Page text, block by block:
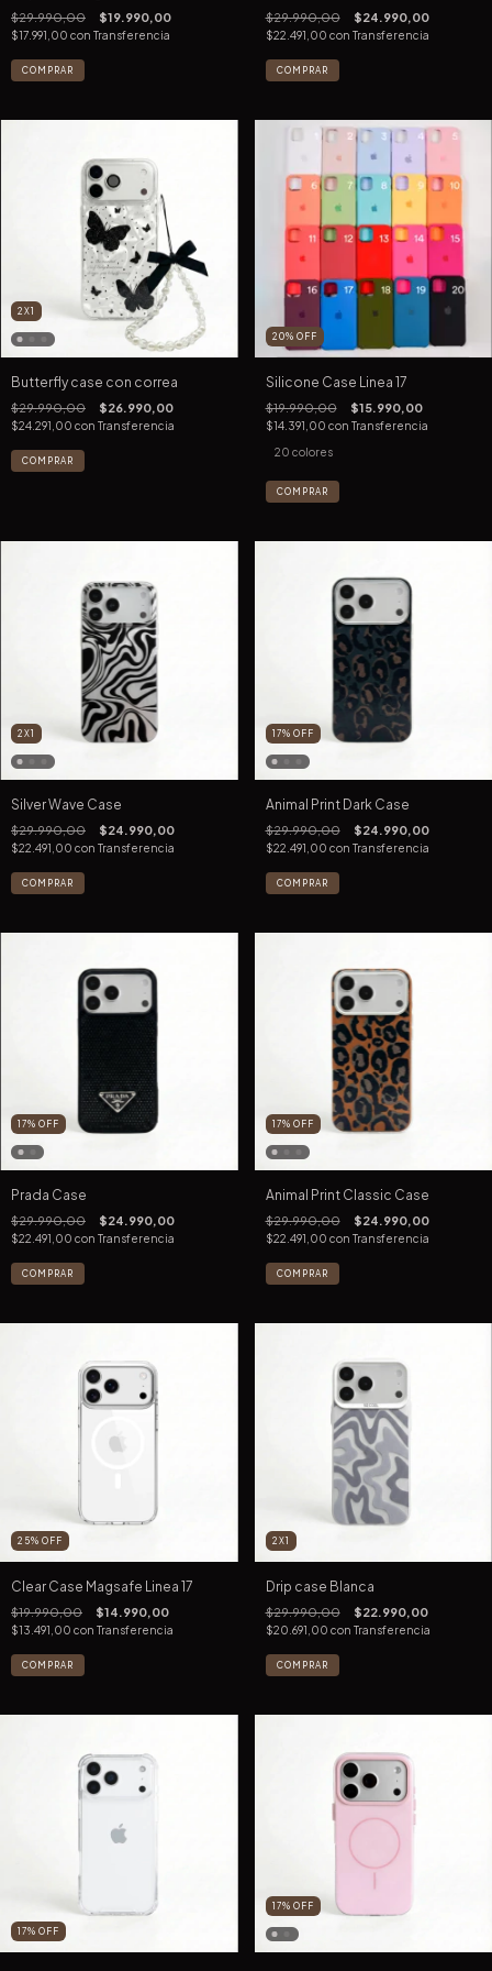
$29.990,00 $19.990,00
$17.991,00 con Transferencia
COMPRAR
$29.990,00 $24.990,00
$22.491,00 con Transferencia
COMPRAR
2X1
Butterfly case con correa
$29.990,00 $26.990,00
$24.291,00 con Transferencia
COMPRAR
20% OFF
Silicone Case Linea 17
$19.990,00 $15.990,00
$14.391,00 con Transferencia
20 colores
COMPRAR
2X1
Silver Wave Case
$29.990,00 $24.990,00
$22.491,00 con Transferencia
COMPRAR
17% OFF
Animal Print Dark Case
$29.990,00 $24.990,00
$22.491,00 con Transferencia
COMPRAR
17% OFF
Prada Case
$29.990,00 $24.990,00
$22.491,00 con Transferencia
COMPRAR
17% OFF
Animal Print Classic Case
$29.990,00 $24.990,00
$22.491,00 con Transferencia
COMPRAR
25% OFF
Clear Case Magsafe Linea 17
$19.990,00 $14.990,00
$13.491,00 con Transferencia
COMPRAR
2X1
Drip case Blanca
$29.990,00 $22.990,00
$20.691,00 con Transferencia
COMPRAR
17% OFF
17% OFF